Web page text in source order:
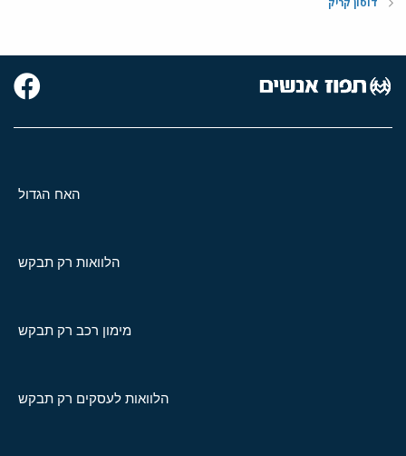
האח הגדול
הלוואות רק תבקש
מימון רכב רק תבקש
הלוואות לעסקים רק תבקש